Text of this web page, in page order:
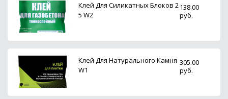
Клей Для Силикатных Блоков 2
5 W2
138.00
руб.
Клей Для Натурального Камня
W1
305.00
руб.